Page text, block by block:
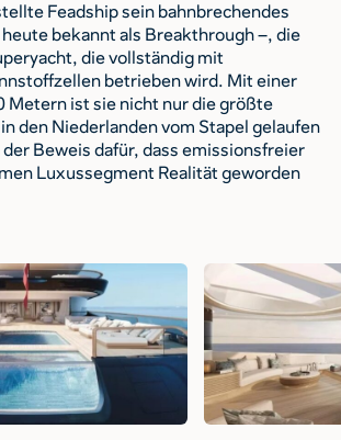
Feadship sein bahnbrechendes
bekannt als Breakthrough –, die
die vollständig mit
betrieben wird. Mit einer
Metern ist sie nicht nur die größte
den Niederlanden vom Stapel gelaufen
Beweis dafür, dass emissionsfreier
Luxussegment Realität geworden